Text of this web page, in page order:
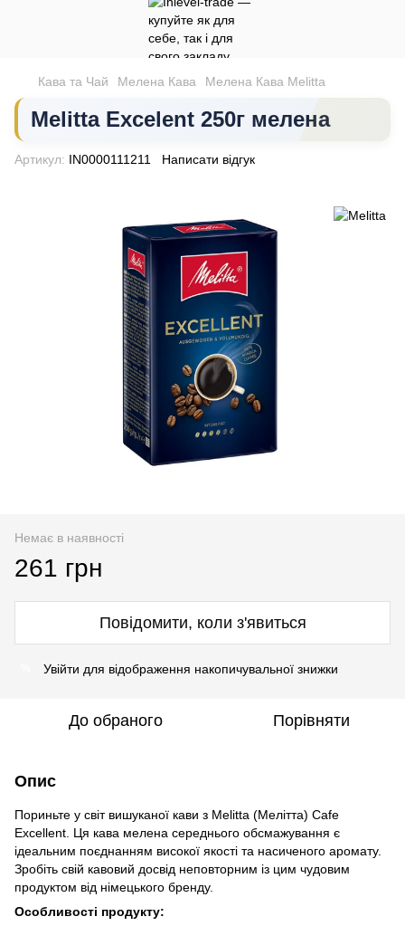
Кава та Чай Мелена Кава Мелена Кава Melitta
Melitta Excelent 250г мелена
Артикул: IN0000111211 Написати відгук
Немає в наявності
261 грн
Повідомити, коли з'явиться
Увійти для відображення накопичувальної знижки
До обраного Порівняти
Опис
Пориньте у світ вишуканої кави з Melitta (Мелітта) Cafe
Excellent. Ця кава мелена середнього обсмажування є
ідеальним поєднанням високої якості та насиченого аромату.
Зробіть свій кавовий досвід неповторним із цим чудовим
продуктом від німецького бренду.
Особливості продукту: